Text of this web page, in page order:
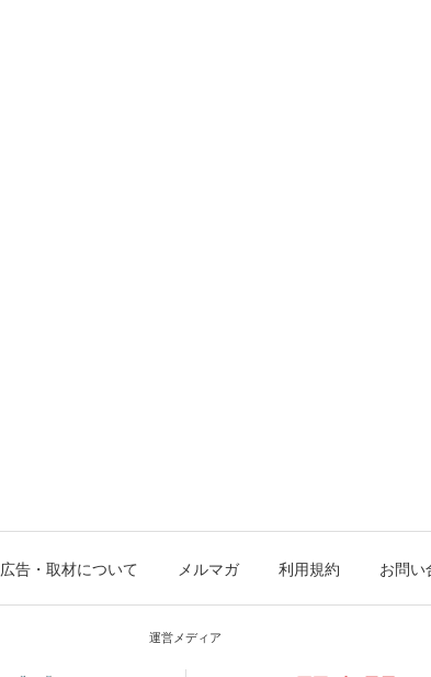
広告・取材について メルマガ 利用規約 お問い
運営メディア